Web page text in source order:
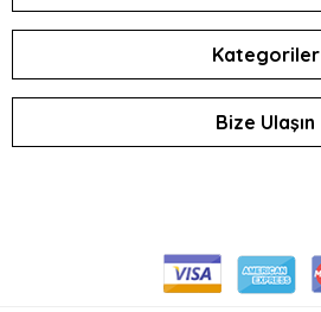
Kategoriler
Bize Ulaşın